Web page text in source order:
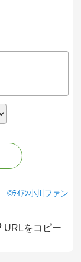
ﾗｲｱﾝ小川ファン
URLをコピー